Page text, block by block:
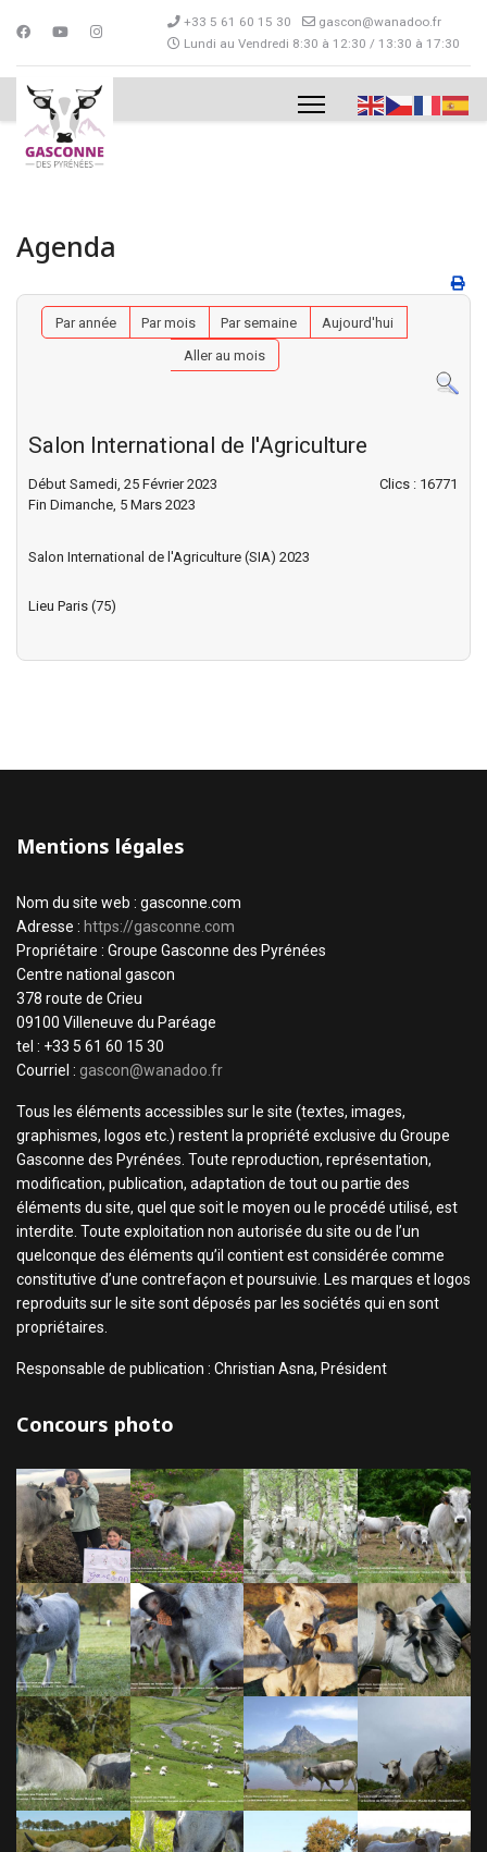
+33 5 61 60 15 30
gascon@wanadoo.fr
Lundi au Vendredi 8:30 à 12:30 / 13:30 à 17:30
Agenda
Par année Par mois Par semaine
Aujourd'hui
Aller au mois
Salon International de l'Agriculture
Début Samedi, 25 Février 2023
Fin Dimanche, 5 Mars 2023
Clics : 16771
Salon International de l'Agriculture (SIA) 2023
Lieu Paris (75)
Mentions légales
Nom du site web : gasconne.com
Adresse : https://gasconne.com
Propriétaire : Groupe Gasconne des Pyrénées
Centre national gascon
378 route de Crieu
09100 Villeneuve du Paréage
tel : +33 5 61 60 15 30
Courriel : gascon@wanadoo.fr
Tous les éléments accessibles sur le site (textes, images,
graphismes, logos etc.) restent la propriété exclusive du Groupe
Gasconne des Pyrénées. Toute reproduction, représentation,
modification, publication, adaptation de tout ou partie des
éléments du site, quel que soit le moyen ou le procédé utilisé, est
interdite. Toute exploitation non autorisée du site ou de l’un
quelconque des éléments qu’il contient est considérée comme
constitutive d’une contrefaçon et poursuivie. Les marques et logos
reproduits sur le site sont déposés par les sociétés qui en sont
propriétaires.
Responsable de publication : Christian Asna, Président
Concours photo